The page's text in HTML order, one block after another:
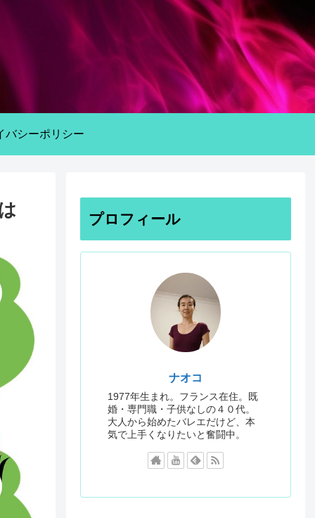
バシーポリシー
プロフィール
ナオコ
1977年生まれ。フランス在住。既
婚・専門職・子供なしの４０代。
大人から始めたバレエだけど、本
気で上手くなりたいと奮闘中。